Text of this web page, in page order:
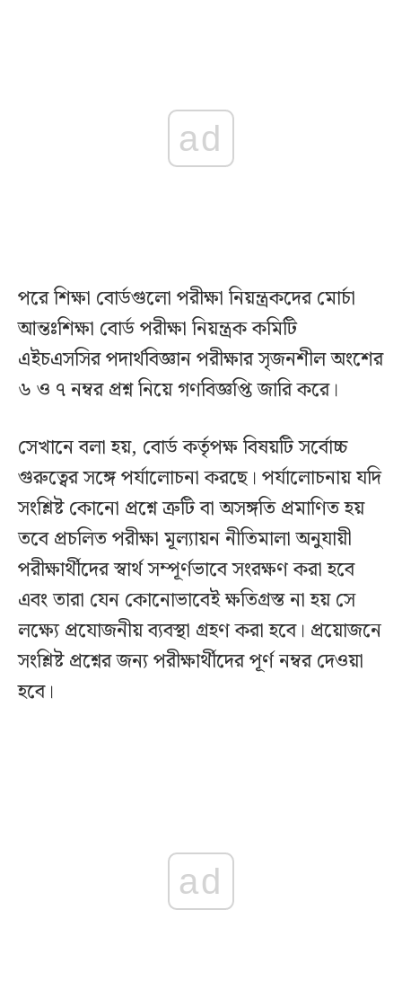
ad
পরে শিক্ষা বোর্ডগুলো পরীক্ষা নিয়ন্ত্রকদের মোর্চা
আন্তঃশিক্ষা বোর্ড পরীক্ষা নিয়ন্ত্রক কমিটি
এইচএসসির পদার্থবিজ্ঞান পরীক্ষার সৃজনশীল অংশের
৬ ও ৭ নম্বর প্রশ্ন নিয়ে গণবিজ্ঞপ্তি জারি করে।
সেখানে বলা হয়, বোর্ড কর্তৃপক্ষ বিষয়টি সর্বোচ্চ
গুরুত্বের সঙ্গে পর্যালোচনা করছে। পর্যালোচনায় যদি
সংশ্লিষ্ট কোনো প্রশ্নে ত্রুটি বা অসঙ্গতি প্রমাণিত হয়
তবে প্রচলিত পরীক্ষা মূল্যায়ন নীতিমালা অনুযায়ী
পরীক্ষার্থীদের স্বার্থ সম্পূর্ণভাবে সংরক্ষণ করা হবে
এবং তারা যেন কোনোভাবেই ক্ষতিগ্রস্ত না হয় সে
লক্ষ্যে প্রযোজনীয় ব্যবস্থা গ্রহণ করা হবে। প্রয়োজনে
সংশ্লিষ্ট প্রশ্নের জন্য পরীক্ষার্থীদের পূর্ণ নম্বর দেওয়া
হবে।
ad